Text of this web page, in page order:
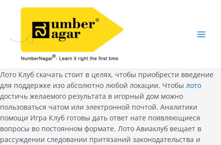
Лото Клуб скачать стоит в целях, чтобы приобрести введение
для поддержке изо абсолютно любой локации. Чтобы лото
достичь желаемого результата в игорный дом можно
пользоваться чатом или электронной почтой. Аналитики
помощи Игра Клуб готовы дать ответ нате появляющиеся
вопросы во постоянном формате. Лото Авиаклуб вещает в
рассуждении следовании притязаний законодательства и